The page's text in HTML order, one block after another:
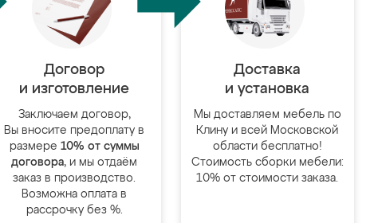
Договор
и изготовление
Заключаем договор,
Вы вносите предоплату в
размере 10% от суммы
договора, и мы отдаём
заказ в производство.
Возможна оплата в
рассрочку без %.
Доставка
и установка
Мы доставляем мебель по
Клину и всей Московской
области бесплатно!
Стоимость сборки мебели:
10% от стоимости заказа.